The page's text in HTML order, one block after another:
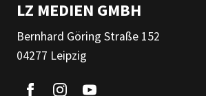
LZ MEDIEN GMBH
Bernhard Göring Straße 152
04277 Leipzig